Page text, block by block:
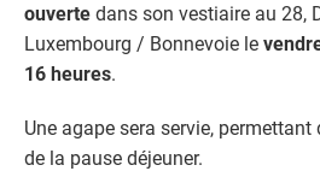
ouverte dans son vestiaire au 28,
Luxembourg / Bonnevoie le
16 heures.
Une agape sera servie,
de la pause déjeuner.